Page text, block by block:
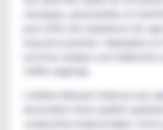
classiques, gourmandes et
pour offrir une expérience de
long de la journée. Fabriquées en
recettes simples sont élaborées
100% végétale.
L'édition Natural s'adresse aux
de produits d'une qualité
composition irréprochable. Cette